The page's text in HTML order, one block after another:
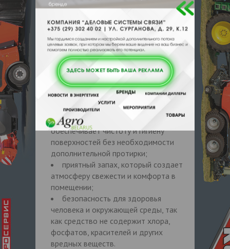
высокое очищающее действие,
которое позволяет справиться с
любыми загрязнениями без
дополнительного натирания или
применения абразивных средств;
усиление блеска гладких
поверхностей, которое придает им
эстетический вид и защищает от
царапин и потери цвета;
отсутствие разводов, которое
обеспечивает чистоту и гигиену
поверхностей без необходимости
дополнительной протирки;
приятный запах, который создает
атмосферу свежести и комфорта в
помещении;
безопасность для здоровья
человека и окружающей среды, так
как средство не содержит хлора,
фосфатов, красителей и других
вредных веществ.